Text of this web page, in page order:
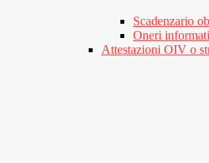
Scadenzario
Oneri
Attestazioni OIV o